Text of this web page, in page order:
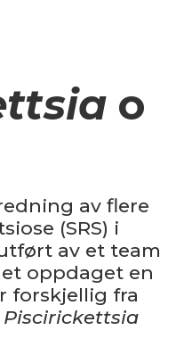
o
av flere
(SRS) i
av et team
oppdaget en
forskjellig fra
Piscirickettsia